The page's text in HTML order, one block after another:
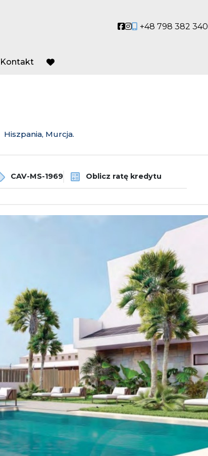
Social link
Social link
+48 798 382 340
Kontakt
favorite
Hiszpania, Murcja.
CAV-MS-1969 Oblicz ratę kredytu